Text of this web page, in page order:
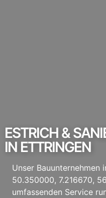
ESTRICH &
IN ETTRINGEN
Unser
50.350000, 7.216670,
umfassenden Service